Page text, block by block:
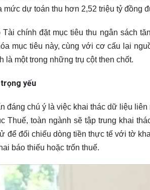
mức dự toán thu hơn 2,52 triệu tỷ đồng
chính đặt mục tiêu thu ngân sách
mục tiêu này, cùng với cơ cấu lại
là một trong những trụ cột then chốt.
yếu
đáng chú ý là việc khai thác dữ liệu
Thuế, toàn ngành sẽ tập trung khai
để đối chiếu dòng tiền thực tế với tờ
báo thiếu hoặc trốn thuế.